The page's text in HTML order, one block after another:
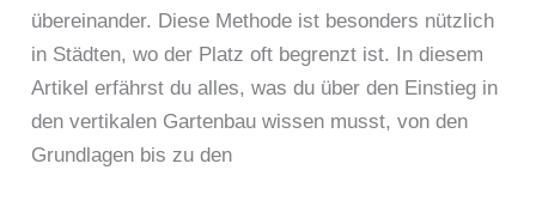
übereinander. Diese Methode ist besonders nützlich
in Städten, wo der Platz oft begrenzt ist. In diesem
Artikel erfährst du alles, was du über den Einstieg in
den vertikalen Gartenbau wissen musst, von den
Grundlagen bis zu den